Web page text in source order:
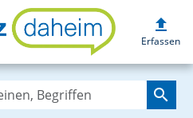
upload
Erfassen
search